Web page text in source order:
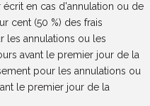
en cas d'annulation ou de
cent (50 %) des frais
les annulations ou les
avant le premier jour de la
pour les annulations ou
le premier jour de la